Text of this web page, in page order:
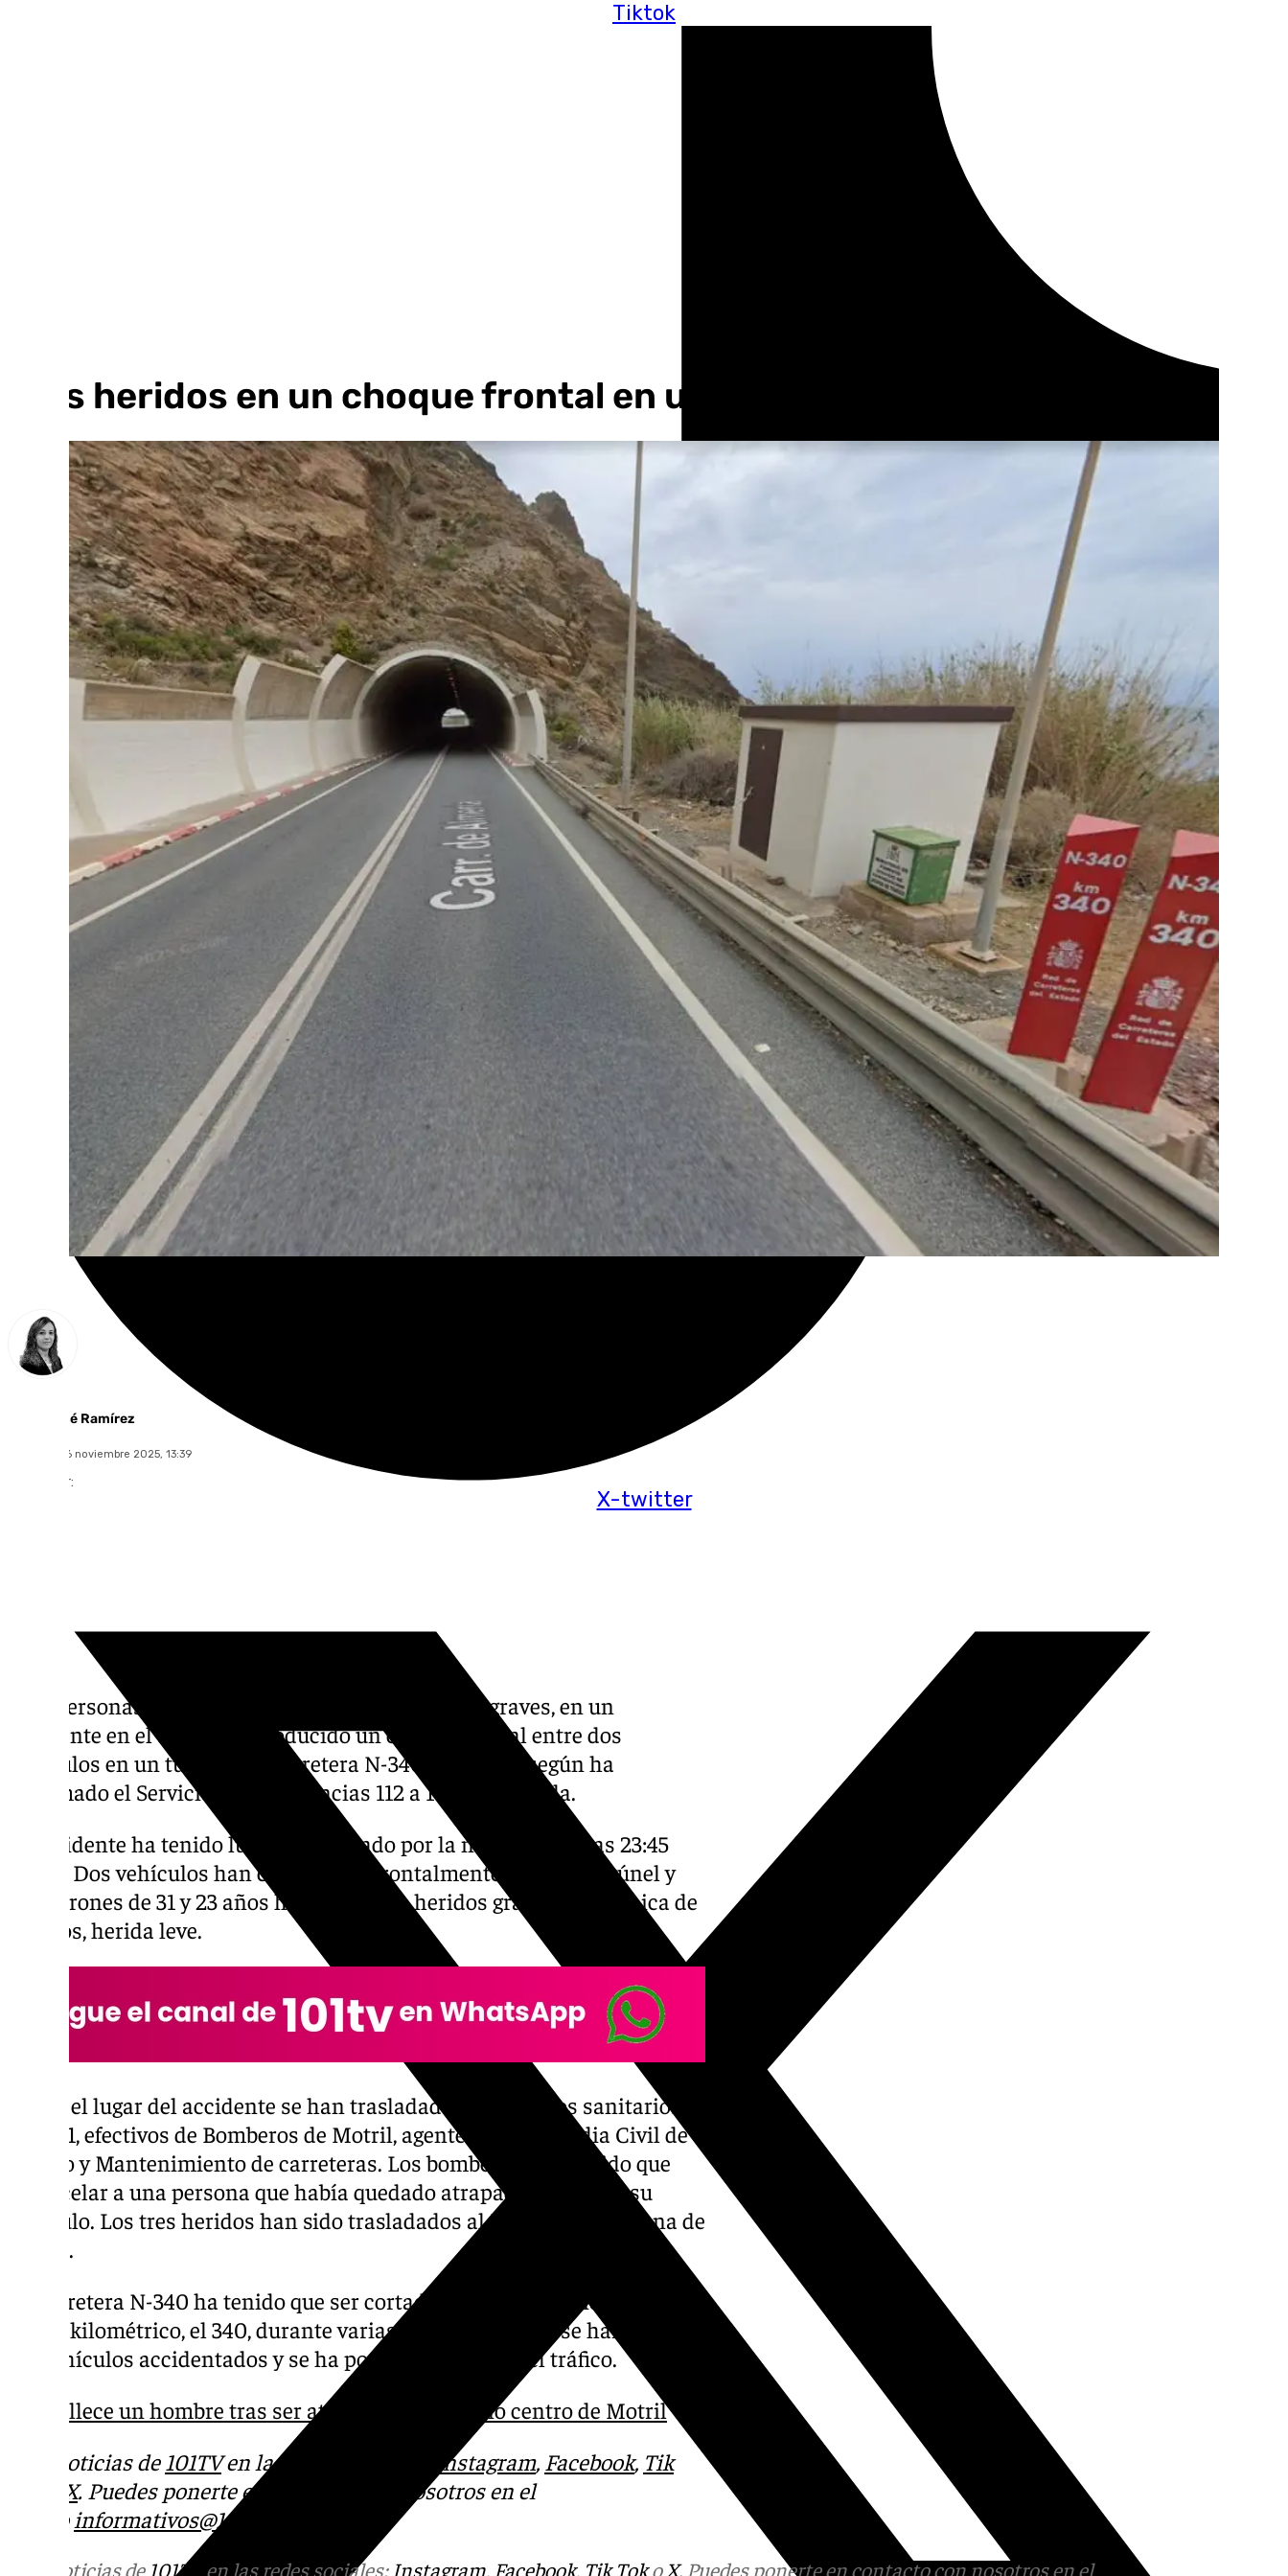
Tiktok
X-twitter
Tres heridos en un choque frontal en un túnel de la N-340 en Motril
María José Ramírez
domingo, 16 noviembre 2025, 13:39
Compartir:
Tres personas han resultado heridas, dos de ellas graves, en un
accidente en el que se ha producido un choque frontal entre dos
vehículos en un túnel de la carretera N-340 en Motril, según ha
informado el Servicio de Emergencias 112 a 101TV Granada.
El accidente ha tenido lugar este sábado por la noche, sobre las 23:45
horas. Dos vehículos han colisionado frontalmente dentro del túnel y
dos varones de 31 y 23 años han resultado heridos graves y una chica de
22 años, herida leve.
Hasta el lugar del accidente se han trasladado los servicios sanitarios
del 061, efectivos de Bomberos de Motril, agentes de la Guardia Civil de
Tráfico y Mantenimiento de carreteras. Los bomberos han tenido que
excarcelar a una persona que había quedado atrapada dentro de su
vehículo. Los tres heridos han sido trasladados al Hospital Santa Ana de
Motril.
La carretera N-340 ha tenido que ser cortada en ambos sentidos en este
punto kilométrico, el 340, durante varias horas hasta que se han retirado
los vehículos accidentados y se ha podido restablecer el tráfico.
Fallece un hombre tras ser atropellado en pleno centro de Motril
Más noticias de 101TVen las redes sociales: Instagram, Facebook, Tik
X. Puedes ponerte en contacto con nosotros en el
correo informativos@101tv.es
Más noticias de 101TV en las redes sociales: Instagram, Facebook, Tik TokoX. Puedes ponerte en contacto con nosotros en el